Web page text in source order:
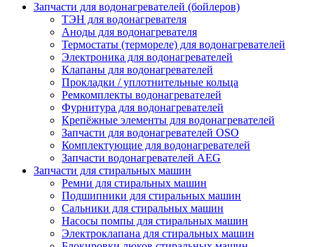
Запчасти для водонагревателей (бойлеров)
ТЭН для водонагревателя
Аноды для водонагревателя
Термостаты (термореле) для водонагревателей
Электроника для водонагревателей
Клапаны для водонагревателей
Прокладки / уплотнительные кольца
Ремкомплекты водонагревателей
Фурнитура для водонагревателей
Крепёжные элементы для водонагревателей
Запчасти для водонагревателей OSO
Комплектующие для водонагревателей
Запчасти водонагревателей AEG
Запчасти для стиральных машин
Ремни для стиральных машин
Подшипники для стиральных машин
Сальники для стиральных машин
Насосы помпы для стиральных машин
Электроклапана для стиральных машин